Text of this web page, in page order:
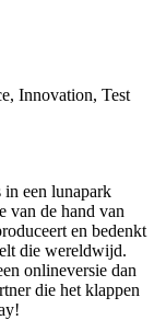
Innovation, Test
in een lunapark
van de hand van
en bedenkt
die wereldwijd.
onlineversie dan
die het klappen